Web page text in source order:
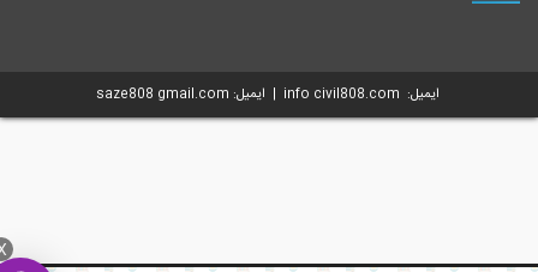
X
ایمیل: info civil808.com | ایمیل: saze808 gmail.com